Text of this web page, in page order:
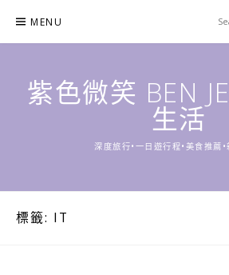
content
MENU
紫色微笑 BEN
生活
深度旅行•一日遊行程•美食推薦•
標籤: IT